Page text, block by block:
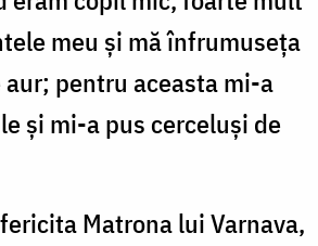
meu și mă înfrumuseța
aur; pentru aceasta mi-a
și mi-a pus cerceluși de
Matrona lui Varnava,